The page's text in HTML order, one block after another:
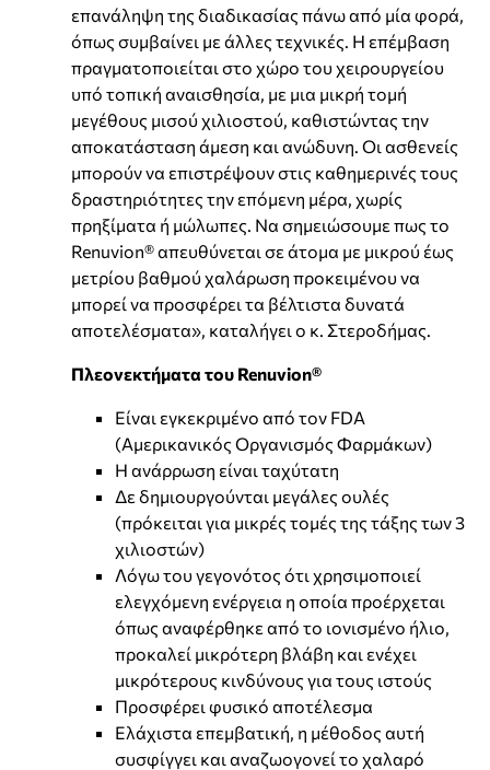
επανάληψη της διαδικασίας πάνω από μία φορά,
όπως συμβαίνει με άλλες τεχνικές. Η επέμβαση
πραγματοποιείται στο χώρο του χειρουργείου
υπό τοπική αναισθησία, με μια μικρή τομή
μεγέθους μισού χιλιοστού, καθιστώντας την
αποκατάσταση άμεση και ανώδυνη. Οι ασθενείς
μπορούν να επιστρέψουν στις καθημερινές τους
δραστηριότητες την επόμενη μέρα, χωρίς
πρηξίματα ή μώλωπες. Να σημειώσουμε πως το
Renuvion® απευθύνεται σε άτομα με μικρού έως
μετρίου βαθμού χαλάρωση προκειμένου να
μπορεί να προσφέρει τα βέλτιστα δυνατά
αποτελέσματα», καταλήγει ο κ. Στεροδήμας.
Πλεονεκτήματα του Renuvion®
Είναι εγκεκριμένο από τον FDA
(Αμερικανικός Οργανισμός Φαρμάκων)
Η ανάρρωση είναι ταχύτατη
Δε δημιουργούνται μεγάλες ουλές
(πρόκειται για μικρές τομές της τάξης των 3
χιλιοστών)
Λόγω του γεγονότος ότι χρησιμοποιεί
ελεγχόμενη ενέργεια η οποία προέρχεται
όπως αναφέρθηκε από το ιονισμένο ήλιο,
προκαλεί μικρότερη βλάβη και ενέχει
μικρότερους κινδύνους για τους ιστούς
Προσφέρει φυσικό αποτέλεσμα
Ελάχιστα επεμβατική, η μέθοδος αυτή
συσφίγγει και αναζωογονεί το χαλαρό